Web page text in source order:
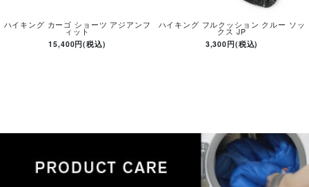
ハイキング カーゴ ショーツ アジアンフ
ィット
15,400円(税込)
ハイキング フルクッション クルー ソッ
クス JP
3,300円(税込)